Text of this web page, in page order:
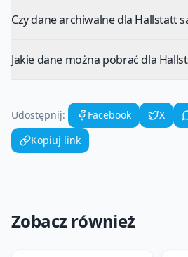
Czy dane archiwalne dla Hallstatt
Jakie dane można pobrać dla
Udostępnij: Facebook X
Kopiuj link
Zobacz również